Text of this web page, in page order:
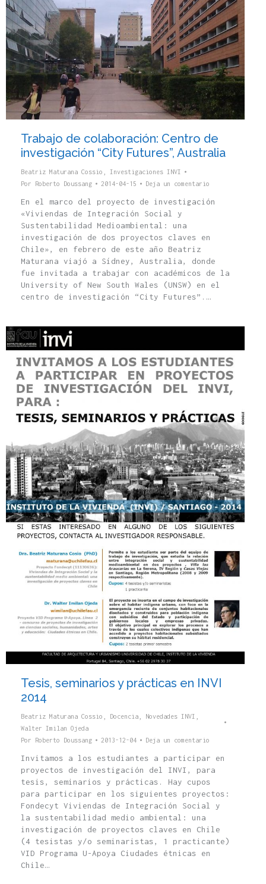
Trabajo de colaboración: Centro de
investigación “City Futures”, Australia
Beatriz Maturana Cossio
Investigaciones INVI
Por Roberto Doussang 2014-04-15 Deja un comentario
En el marco del proyecto de investigación
«Viviendas de Integración Social y
Sustentabilidad Medioambiental: una
investigación de dos proyectos claves en
Chile», en febrero de este año Beatriz
Maturana viajó a Sídney, Australia, donde
fue invitada a trabajar con académicos de la
University of New South Wales (UNSW) en el
centro de investigación “City Futures”.…
Tesis, seminarios y prácticas en INVI
2014
Beatriz Maturana Cossio Docencia Novedades INVI
Walter Imilan Ojeda
Por Roberto Doussang 2013-12-04 Deja un comentario
Invitamos a los estudiantes a participar en
proyectos de investigación del INVI, para
tesis, seminarios y prácticas. Hay cupos
para participar en los siguientes proyectos:
Fondecyt Viviendas de Integración Social y
la sustentabilidad medio ambiental: una
investigación de proyectos claves en Chile
(4 tesistas y/o seminaristas, 1 practicante)
VID Programa U-Apoya Ciudades étnicas en
Chile…